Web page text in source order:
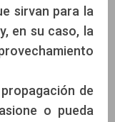
sirvan para la
en su caso, la
de
o pueda